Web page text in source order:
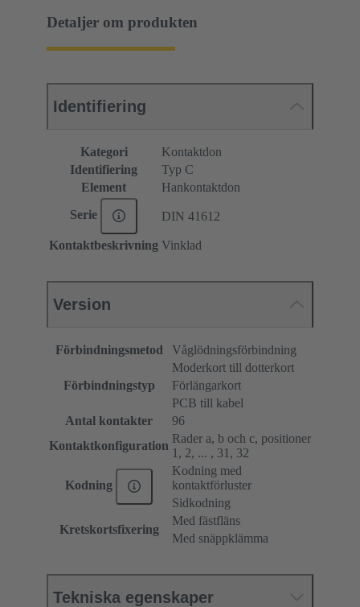
Detaljer om produkten
Identifiering
Kategori
Kontaktdon
Identifiering
Typ C
Element
Hankontaktdon
Serie DIN 41612
Kontaktbeskrivning Vinklad
Version
Förbindningsmetod Våglödningsförbindning
Förbindningstyp
Moderkort till dotterkort
Förlängarkort
PCB till kabel
Antal kontakter
96
Kontaktkonfiguration
Rader a, b och c, positioner
1, 2, ... , 31, 32
Kodning
Kodning med
kontaktförluster
Sidkodning
Kretskortsfixering
Med fästfläns
Med snäppklämma
Tekniska egenskaper